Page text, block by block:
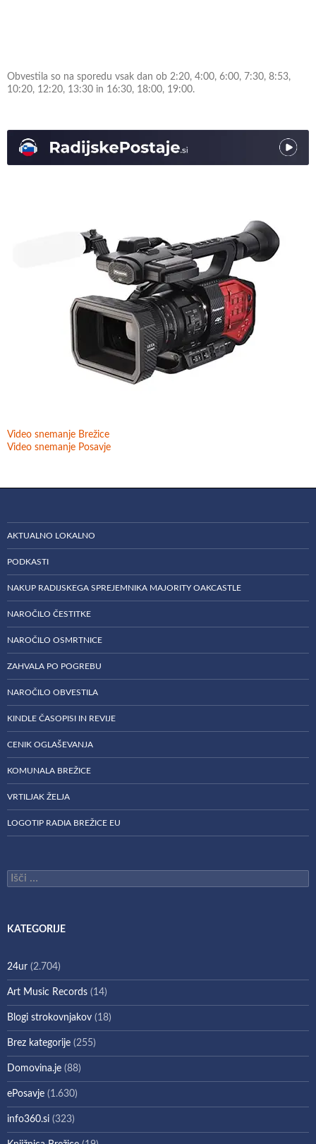
Obvestila so na sporedu vsak dan ob 2:20, 4:00, 6:00, 7:30, 8:53,
10:20, 12:20, 13:30 in 16:30, 18:00, 19:00.
Video snemanje Brežice
Video snemanje Posavje
AKTUALNO LOKALNO
PODKASTI
NAKUP RADIJSKEGA SPREJEMNIKA MAJORITY OAKCASTLE
NAROČILO ČESTITKE
NAROČILO OSMRTNICE
ZAHVALA PO POGREBU
NAROČILO OBVESTILA
KINDLE ČASOPISI IN REVIJE
CENIK OGLAŠEVANJA
KOMUNALA BREŽICE
VRTILJAK ŽELJA
LOGOTIP RADIA BREŽICE EU
Išči:
KATEGORIJE
24ur (2.704)
Art Music Records (14)
Blogi strokovnjakov (18)
Brez kategorije (255)
Domovina.je (88)
ePosavje (1.630)
info360.si (323)